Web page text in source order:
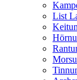
List